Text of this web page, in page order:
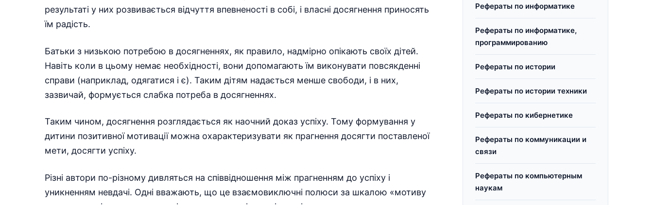
результаті у них розвивається відчуття впевненості в собі, і власні досягнення приносять
їм радість.
Батьки з низькою потребою в досягненнях, як правило, надмірно опікають своїх дітей.
Навіть коли в цьому немає необхідності, вони допомагають їм виконувати повсякденні
справи (наприклад, одягатися і є). Таким дітям надається менше свободи, і в них,
зазвичай, формується слабка потреба в досягненнях.
Таким чином, досягнення розглядається як наочний доказ успіху. Тому формування у
дитини позитивної мотивації можна охарактеризувати як прагнення досягти поставленої
мети, досягти успіху.
Різні автори по-різному дивляться на співвідношення між прагненням до успіху і
уникненням невдачі. Одні вважають, що це взаємовиключні полюси за шкалою «мотиву
Рефераты по информатике
Рефераты по информатике,
программированию
Рефераты по истории
Рефераты по истории техники
Рефераты по кибернетике
Рефераты по коммуникации и
связи
Рефераты по компьютерным
наукам